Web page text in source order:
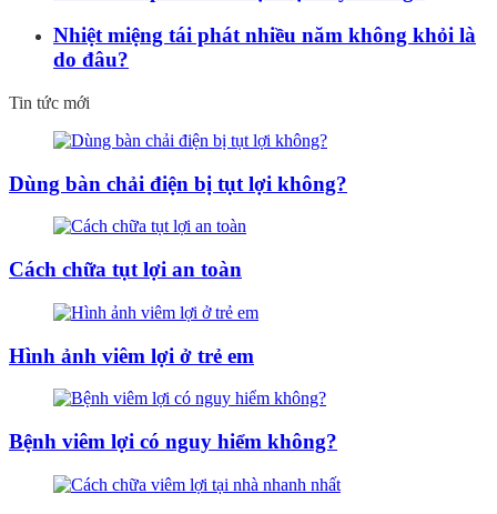
Nhiệt miệng tái phát nhiều năm không khỏi là
do đâu?
Tin tức mới
Dùng bàn chải điện bị tụt lợi không?
Cách chữa tụt lợi an toàn
Hình ảnh viêm lợi ở trẻ em
Bệnh viêm lợi có nguy hiểm không?